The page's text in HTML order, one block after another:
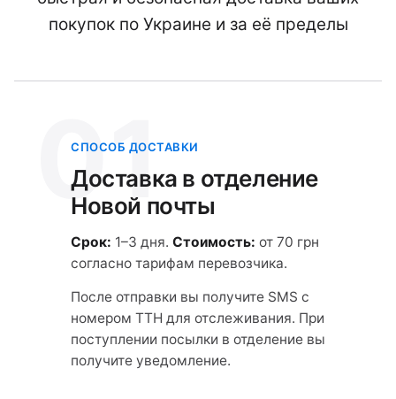
покупок по Украине и за её пределы
01
СПОСОБ ДОСТАВКИ
Доставка в отделение
Новой почты
Срок: 1–3 дня. Стоимость: от 70 грн
согласно тарифам перевозчика.
После отправки вы получите SMS с
номером ТТН для отслеживания. При
поступлении посылки в отделение вы
получите уведомление.